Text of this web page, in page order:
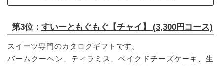
第3位： すいーともぐもぐ【チャイ】 (3,300円コース)
スイーツ専門のカタログギフトです。
バームクーヘン、ティラミス、ベイクドチーズケーキ、生